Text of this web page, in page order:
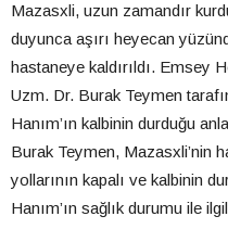
Mazasxli, uzun zamandır
duyunca aşırı heyecan
hastaneye kaldırıldı. Emsey
Uzm. Dr. Burak Teymen
Hanım’ın kalbinin durduğu
Burak Teymen, Mazasxli’nin
yollarının kapalı ve kalbinin
Hanım’ın sağlık durumu ile